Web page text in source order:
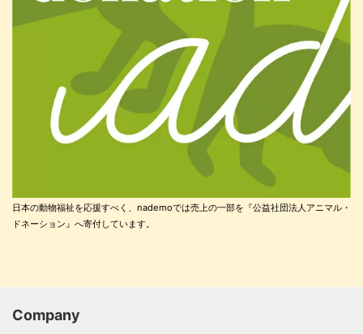
日本の動物福祉を応援すべく、nademoでは売上の一部を『公益社団法人アニマル・
ドネーション』へ寄付しています。
Company